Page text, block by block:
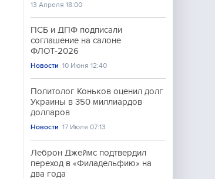
13 Апреля 18:00
ПСБ и ДПФ подписали
соглашение на салоне
ФЛОТ-2026
Новости 10 Июня 12:40
Политолог Коньков оценил долг
Украины в 350 миллиардов
долларов
Новости 17 Июля 07:13
Леброн Джеймс подтвердил
переход в «Филадельфию» на
два года